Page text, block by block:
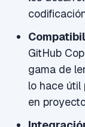
GitHub
gama de
lo hace útil
en